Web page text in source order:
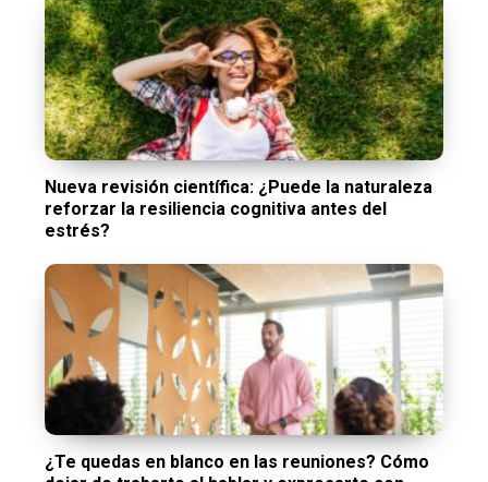
Nueva revisión científica: ¿Puede la naturaleza
reforzar la resiliencia cognitiva antes del
estrés?
¿Te quedas en blanco en las reuniones? Cómo